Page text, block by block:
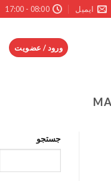
ایمیل 08:00 - 17:00
ورود / عضویت
جستجو